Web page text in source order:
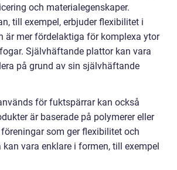
och materialegenskaper.
till exempel, erbjuder flexibilitet i
är mer fördelaktiga för komplexa ytor
Självhäftande plattor kan vara
på grund av sin självhäftande
för fuktspärrar kan också
är baserade på polymerer eller
som ger flexibilitet och
kan vara enklare i formen, till exempel